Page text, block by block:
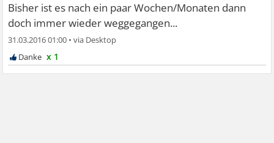
Bisher ist es nach ein paar Wochen/Monaten dann
doch immer wieder weggegangen...
31.03.2016 01:00 •
x 1